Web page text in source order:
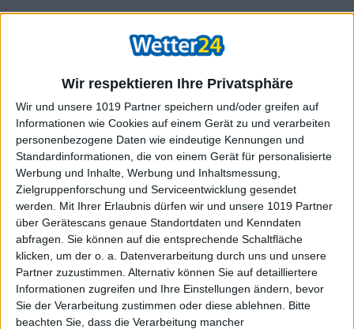
Wir respektieren Ihre Privatsphäre
Wir und unsere 1019 Partner speichern und/oder greifen auf
Informationen wie Cookies auf einem Gerät zu und verarbeiten
personenbezogene Daten wie eindeutige Kennungen und
Standardinformationen, die von einem Gerät für personalisierte
Werbung und Inhalte, Werbung und Inhaltsmessung,
Zielgruppenforschung und Serviceentwicklung gesendet
werden.
Mit Ihrer Erlaubnis dürfen wir und unsere 1019 Partner
über Gerätescans genaue Standortdaten und Kenndaten
abfragen. Sie können auf die entsprechende Schaltfläche
klicken, um der o. a. Datenverarbeitung durch uns und unsere
Partner zuzustimmen. Alternativ können Sie auf detailliertere
Informationen zugreifen und Ihre Einstellungen ändern, bevor
Sie der Verarbeitung zustimmen oder diese ablehnen.
Bitte
beachten Sie, dass die Verarbeitung mancher